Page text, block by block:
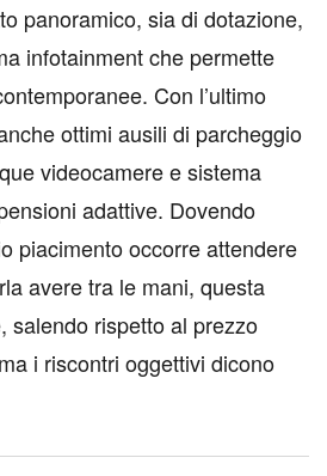
panoramico, sia di dotazione,
infotainment che permette
Con l’ultimo
ottimi ausili di parcheggio
videocamere e sistema
adattive. Dovendo
piacimento occorre attendere
avere tra le mani, questa
salendo rispetto al prezzo
i riscontri oggettivi dicono